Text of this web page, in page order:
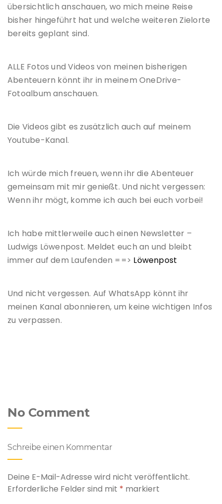
übersichtlich anschauen, wo mich meine Reise
bisher hingeführt hat und welche weiteren Zielorte
bereits geplant sind.
ALLE Fotos und Videos von meinen bisherigen
Abenteuern könnt ihr in meinem OneDrive-
Fotoalbum anschauen.
Die Videos gibt es zusätzlich auch auf meinem
Youtube-Kanal.
Ich würde mich freuen, wenn ihr die Abenteuer
gemeinsam mit mir genießt. Und nicht vergessen:
Wenn ihr mögt, komme ich auch bei euch vorbei!
Ich habe mittlerweile auch einen Newsletter –
Ludwigs Löwenpost. Meldet euch an und bleibt
immer auf dem Laufenden ==> Löwenpost
Und nicht vergessen. Auf WhatsApp könnt ihr
meinen Kanal abonnieren, um keine wichtigen Infos
zu verpassen.
No Comment
Schreibe einen Kommentar
Deine E-Mail-Adresse wird nicht veröffentlicht.
Erforderliche Felder sind mit * markiert